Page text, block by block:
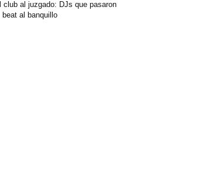
club al juzgado: DJs que pasaron
beat al banquillo